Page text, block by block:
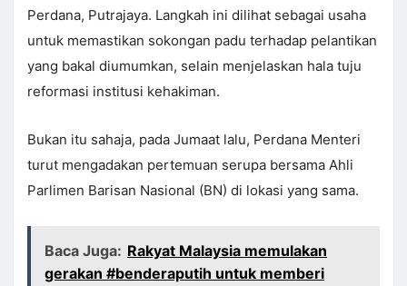
Perdana, Putrajaya. Langkah ini dilihat sebagai usaha
untuk memastikan sokongan padu terhadap pelantikan
yang bakal diumumkan, selain menjelaskan hala tuju
reformasi institusi kehakiman.
Bukan itu sahaja, pada Jumaat lalu, Perdana Menteri
turut mengadakan pertemuan serupa bersama Ahli
Parlimen Barisan Nasional (BN) di lokasi yang sama.
Baca Juga: Rakyat Malaysia memulakan
gerakan #benderaputih untuk memberi